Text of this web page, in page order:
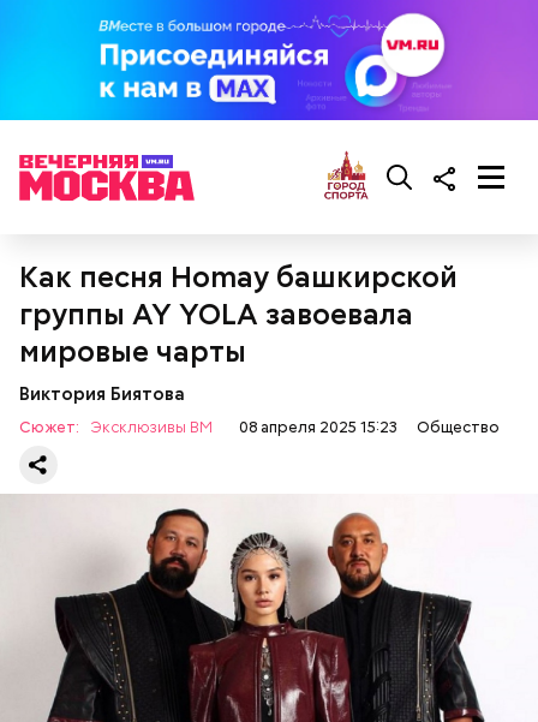
Как песня Homay башкирской
группы AY YOLA завоевала
мировые чарты
Виктория Биятова
Сюжет: Эксклюзивы ВМ 08 апреля 2025 15:23 Общество
При выборе дыни эксперт посоветовала
ориентироваться на запах: